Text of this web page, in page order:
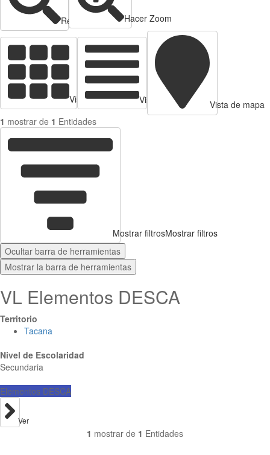
Reducir zoom Hacer Zoom
Vista de tarjetas Vista de Tabla
Vista de mapa
1 mostrar de 1 Entidades
Mostrar filtrosMostrar filtros
Ocultar barra de herramientas
Mostrar la barra de herramientas
VL Elementos DESCA
Territorio
Tacana
Nivel de Escolaridad
Secundaria
Elementos DESCA
Ver
1 mostrar de 1 Entidades